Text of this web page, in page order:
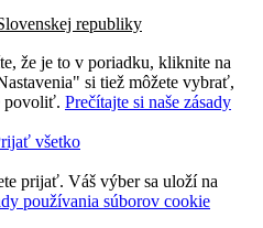
republiky
že je to v poriadku, kliknite na
si tiež môžete vybrať,
povoliť. Prečítajte si naše zásady
všetko
prijať. Váš výber sa uloží na
používania súborov cookie